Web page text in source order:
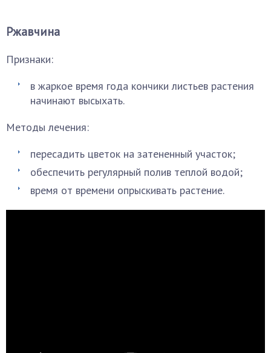
Ржавчина
Признаки:
в жаркое время года кончики листьев растения
начинают высыхать.
Методы лечения:
пересадить цветок на затененный участок;
обеспечить регулярный полив теплой водой;
время от времени опрыскивать растение.